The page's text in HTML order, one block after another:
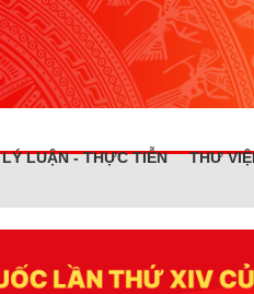
LUẬN - THỰC TIỄN THƯ